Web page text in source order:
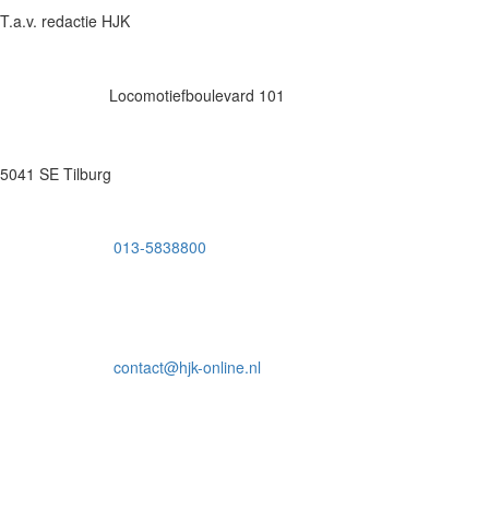
T.a.v. redactie HJK
Locomotiefboulevard 101
5041 SE Tilburg
013-5838800
contact@hjk-online.nl